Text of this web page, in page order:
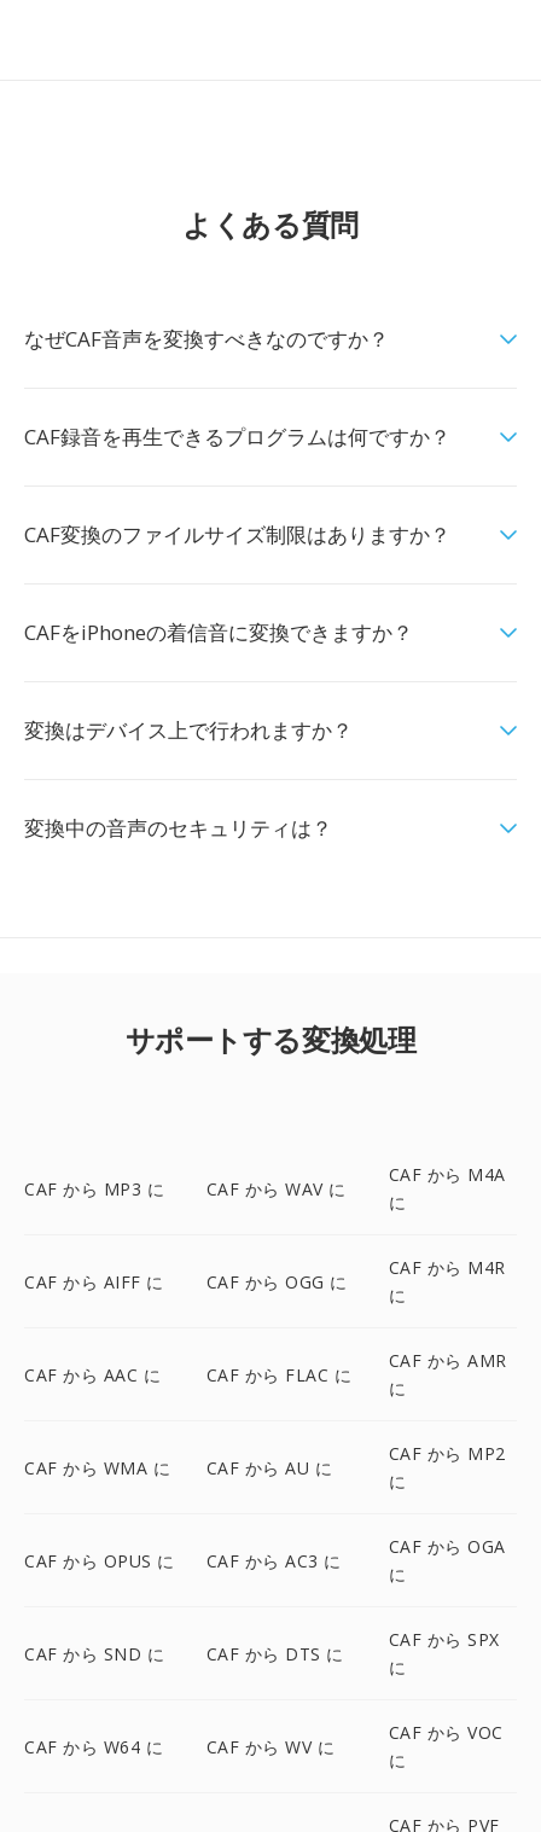
よくある質問
なぜCAF音声を変換すべきなのですか？
CAF録音を再生できるプログラムは何ですか？
CAF変換のファイルサイズ制限はありますか？
CAFをiPhoneの着信音に変換できますか？
変換はデバイス上で行われますか？
変換中の音声のセキュリティは？
サポートする変換処理
CAF から MP3 に CAF から WAV に
CAF から M4A
に
CAF から AIFF に CAF から OGG に
CAF から M4R
に
CAF から AAC に CAF から FLAC に
CAF から AMR
に
CAF から WMA に CAF から AU に
CAF から MP2
に
CAF から OPUS に CAF から AC3 に
CAF から OGA
に
CAF から SND に CAF から DTS に
CAF から SPX
に
CAF から W64 に CAF から WV に
CAF から VOC
に
CAF から PVF